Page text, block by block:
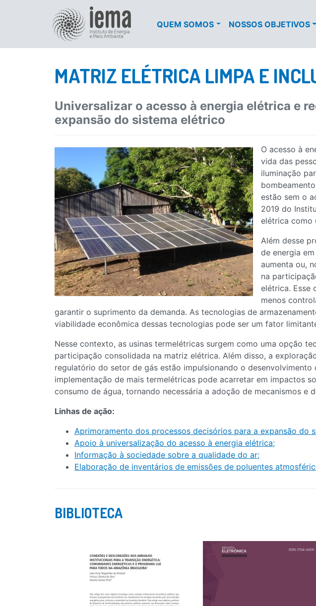
QUEM SOMOS NOSSOS OBJETIVOS
MATRIZ ELÉTRICA LIMPA E
Universalizar o acesso à energia elétrica e
expansão do sistema elétrico
O acesso à
vida das
iluminação
estão sem o
2019 do
elétrica como
Além desse
de energia
aumenta ou,
na
elétrica. Esse
menos
garantir o suprimento da demanda. As tecnologias de
viabilidade econômica dessas tecnologias pode ser um fator
Nesse contexto, as usinas termelétricas surgem como uma opção
participação consolidada na matriz elétrica. Além disso, a
regulatório do setor de gás estão impulsionando o
implementação de mais termelétricas pode acarretar em impactos
consumo de água, tornando necessária a adoção de mecanismos e
Linhas de ação:
Aprimoramento dos processos decisórios para a expansão do
Apoio à universalização do acesso à energia elétrica;
Informação à sociedade sobre a qualidade do ar;
Elaboração de inventários de emissões de poluentes
BIBLIOTECA